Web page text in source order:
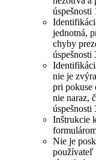
jednotná,
chyby
nie je
pri pokuse
nie naraz,
Inštrukcie
Nie je
používateľ